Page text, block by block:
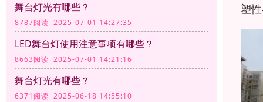
舞台灯光有哪些？
8787阅读 2025-07-01 14:27:35
LED舞台灯使用注意事项有哪些？
8663阅读 2025-07-01 14:21:16
舞台灯光有哪些？
6371阅读 2025-06-18 14:55:10
塑